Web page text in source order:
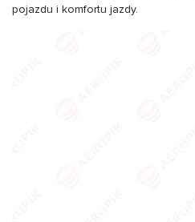
pojazdu i komfortu jazdy.